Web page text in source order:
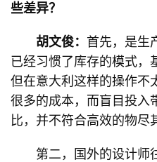
些差异？
胡文俊： 首先，是生
已经习惯了库存的模式，
但在意大利这样的操作不
很多的成本，而盲目投入
比，并不符合高效的物尽
第二，国外的设计师